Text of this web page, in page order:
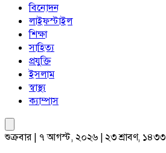
বিনোদন
লাইফস্টাইল
শিক্ষা
সাহিত্য
প্রযুক্তি
ইসলাম
স্বাস্থ্য
ক্যাম্পাস
শুক্রবার | ৭ আগস্ট, ২০২৬ | ২৩ শ্রাবণ, ১৪৩৩